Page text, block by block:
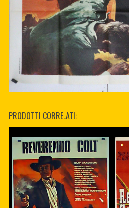
PRODOTTI CORRELATI: